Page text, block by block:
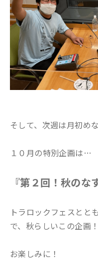
そして、次週は月初め
１０月の特別企画は…
『第２回！秋のな
トラロックフェスとと
で、秋らしいこの企画！
お楽しみに！